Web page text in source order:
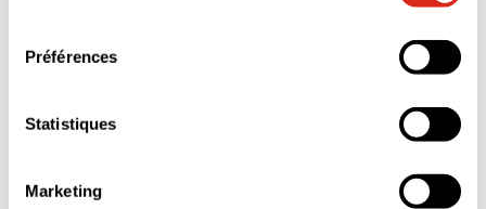
Préférences
Statistiques
Marketing
Stratégie RSE
Nos innovations
Construction
Qualité, Hygiène, Sécurité, Environnement